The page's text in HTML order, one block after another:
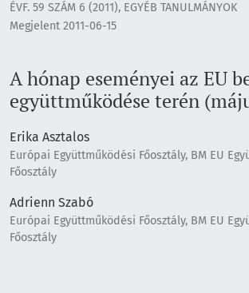
ÉVF. 59 SZÁM 6 (2011), EGYÉB TANULMÁNYOK
A hónap eseményei az EU
együttműködése terén
Megjelent 2011-06-15
Erika Asztalos
Európai Együttműködési Főosztály, BM EU
Főosztály
Adrienn Szabó
Európai Együttműködési Főosztály, BM EU
Főosztály